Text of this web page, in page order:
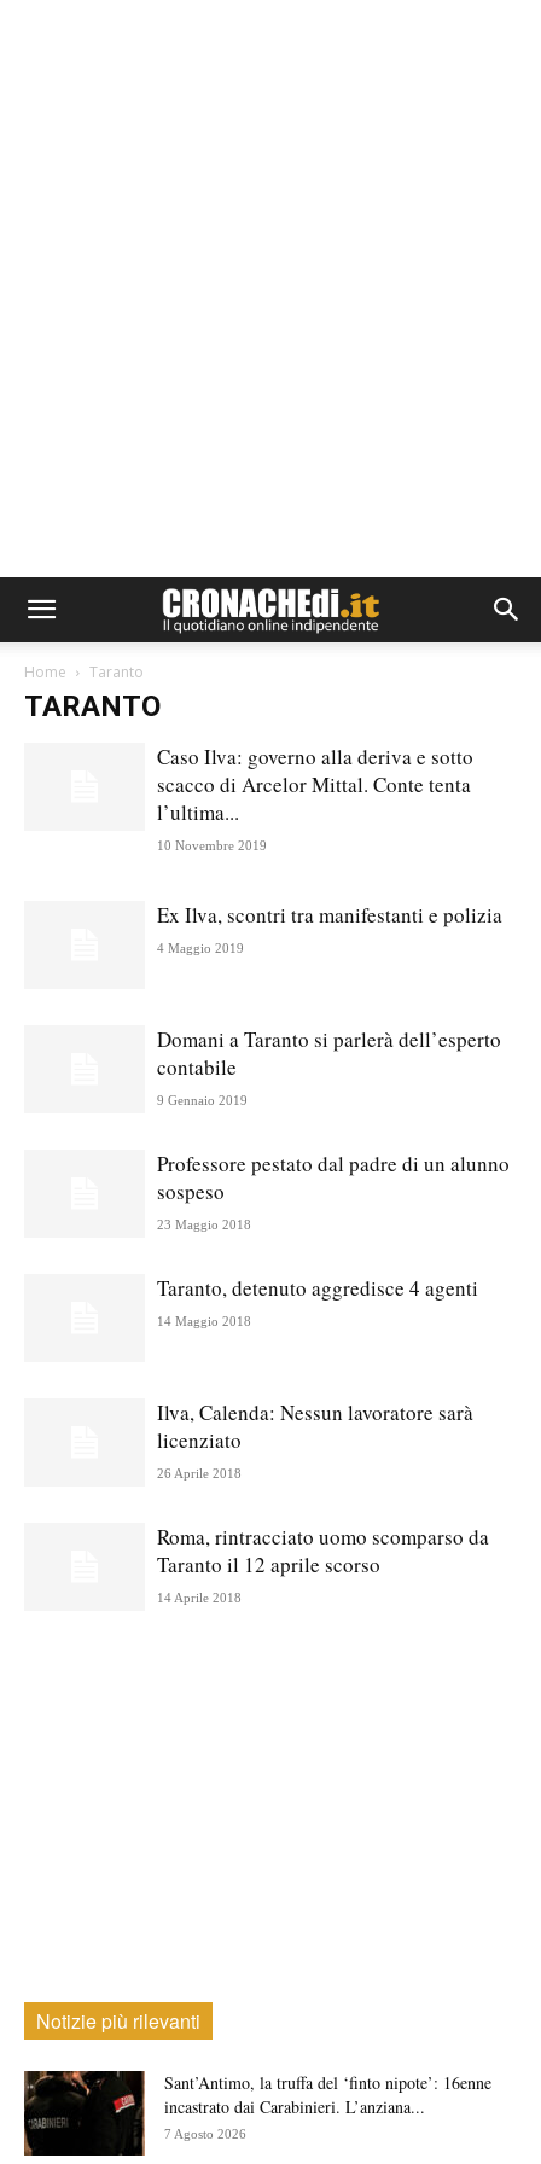
Home Taranto
TARANTO
Caso Ilva: governo alla deriva e sotto
scacco di Arcelor Mittal. Conte tenta
l’ultima...
10 Novembre 2019
Ex Ilva, scontri tra manifestanti e polizia
4 Maggio 2019
Domani a Taranto si parlerà dell’esperto
contabile
9 Gennaio 2019
Professore pestato dal padre di un alunno
sospeso
23 Maggio 2018
Taranto, detenuto aggredisce 4 agenti
14 Maggio 2018
Ilva, Calenda: Nessun lavoratore sarà
licenziato
26 Aprile 2018
Roma, rintracciato uomo scomparso da
Taranto il 12 aprile scorso
14 Aprile 2018
Notizie più rilevanti
Sant’Antimo, la truffa del ‘finto nipote’: 16enne
incastrato dai Carabinieri. L’anziana...
7 Agosto 2026